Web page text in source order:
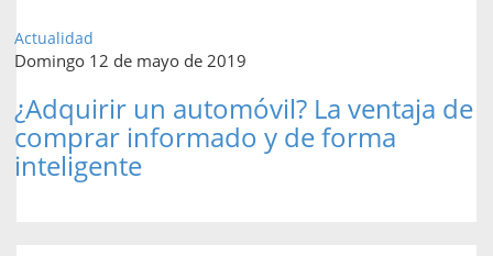
Actualidad
Domingo 12 de mayo de 2019
¿Adquirir un automóvil? La ventaja de
comprar informado y de forma
inteligente